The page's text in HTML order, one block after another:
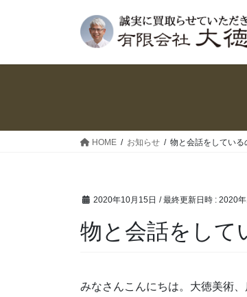
HOME お知らせ 物と会話をしている
2020年10月15日 / 最終更新日時 : 2020
物と会話をして
みなさんこんにちは。大徳美術